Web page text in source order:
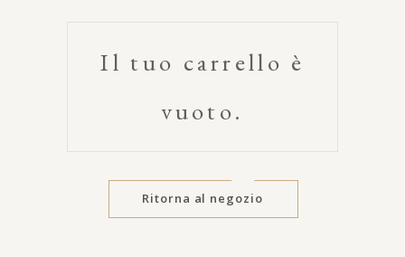
Il tuo carrello è
vuoto.
Ritorna al negozio